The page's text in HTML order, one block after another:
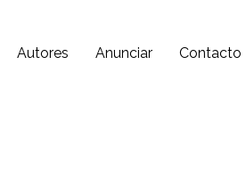
Autores Anunciar Contacto